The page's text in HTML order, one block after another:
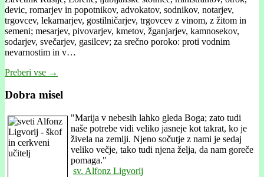
devic, romarjev in popotnikov, advokatov, sodnikov, notarjev,
trgovcev, lekarnarjev, gostilničarjev, trgovcev z vinom, z žitom in
semeni; mesarjev, pivovarjev, kmetov, žganjarjev, kamnosekov,
sodarjev, svečarjev, gasilcev; za srečno poroko: proti vodnim
nevarnostim in v…
Preberi vse →
Dobra misel
"Marija v nebesih lahko gleda Boga; zato tudi
naše potrebe vidi veliko jasneje kot takrat, ko je
živela na zemlji. Njeno sočutje z nami je sedaj
veliko večje, tako tudi njena želja, da nam goreče
pomaga."
sv. Alfonz Ligvorij